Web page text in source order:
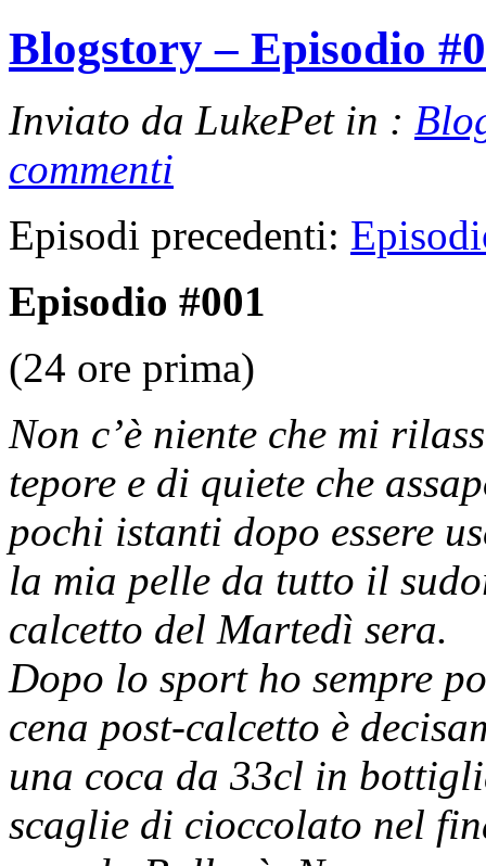
Blogstory – Episodio
Inviato da LukePet in :
commenti
Episodi precedenti:
Episodio #001
(24 ore prima)
Non c’è niente che mi
tepore e di quiete che
pochi istanti dopo essere
la mia pelle da tutto il
calcetto del Martedì sera.
Dopo lo sport ho sempre
cena post-calcetto è
una coca da 33cl in
scaglie di cioccolato nel